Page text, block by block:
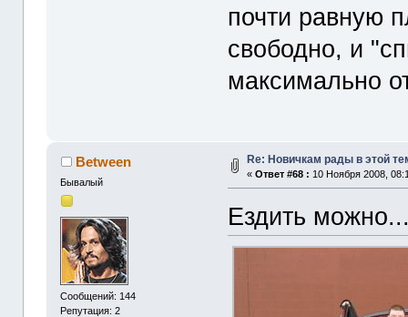
почти равную
свободно, и
максимально
Between
Бывалый
Сообщений: 144
Репутация: 2
Re: Новичкам рады в этой
«Ответ #68 : 10 Ноября 2008,
Ездить